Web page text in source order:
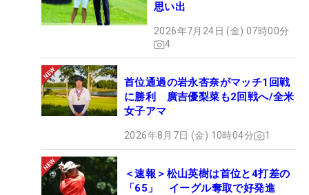
思い出
2026年7月24日 (金) 07時00分
4
首位通過の岩永杏奈がマッチ1回戦
に勝利 廣吉優梨菜も2回戦へ/全米
女子アマ
2026年8月7日 (金) 10時04分 1
＜速報＞松山英樹は首位と4打差の
「65」 イーグル奪取で好発進